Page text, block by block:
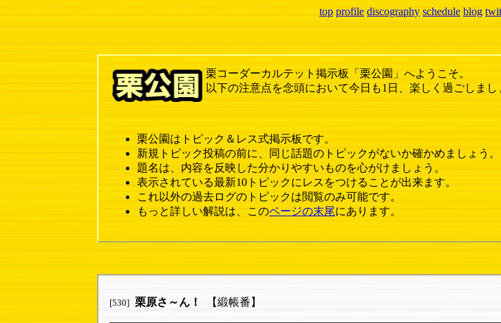
top profile discography schedule blog
栗コーダーカルテット掲示板「栗公園」へようこそ。
以下の注意点を念頭において今日も1日、楽しく過ごしまし
栗公園はトピック＆レス式掲示板です。
新規トピック投稿の前に、同じ話題のトピックがないか確かめましょう。
題名は、内容を反映した分かりやすいものを心がけましょう。
表示されている最新10トピックにレスをつけることが出来ます。
これ以外の過去ログのトピックは閲覧のみ可能です。
もっと詳しい解説は、このページの末尾にあります。
[530] 栗原さ～ん！ 【緞帳番】